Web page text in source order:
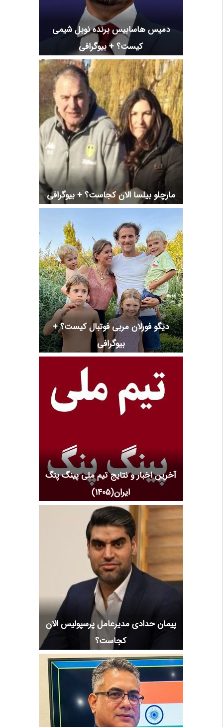
دمیس هاسابیس برنده نوبل شیمی
کیست؟ + بیوگرافی
مارچلو بیلسا الان کجاست؟ + بیوگرافی
دیگو فورلان مربی فوتبال کیست؟ +
بیوگرافی
آخرین اخبار و نتایج تیم ملی پینگ پنگ
ایران(1405)
پیمان حدادی مدیرعامل پرسپولیس الان
کجاست؟